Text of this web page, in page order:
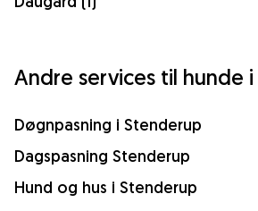
Andre services til hunde
Døgnpasning i Stenderup
Dagspasning Stenderup
Hund og hus i Stenderup